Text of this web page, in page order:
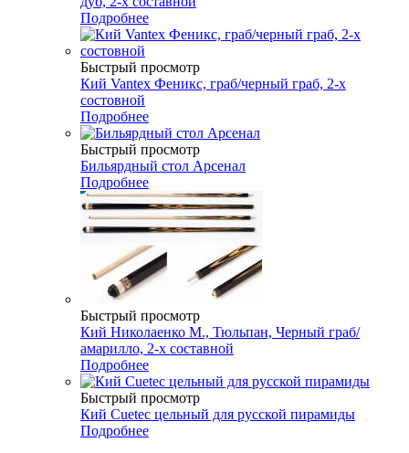
Подробнее
Быстрый просмотр
Кий Vantex Феникс, граб/черный граб, 2-х
состовной
Подробнее
Быстрый просмотр
Бильярдный стол Арсенал
Подробнее
Быстрый просмотр
Кий Николаенко М., Тюльпан, Черный граб/
амарилло, 2-х составной
Подробнее
Быстрый просмотр
Кий Cuetec цельный для русской пирамиды
Подробнее